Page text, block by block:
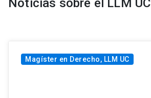
Noticias sobre el LLM UC
Magíster en Derecho, LLM UC